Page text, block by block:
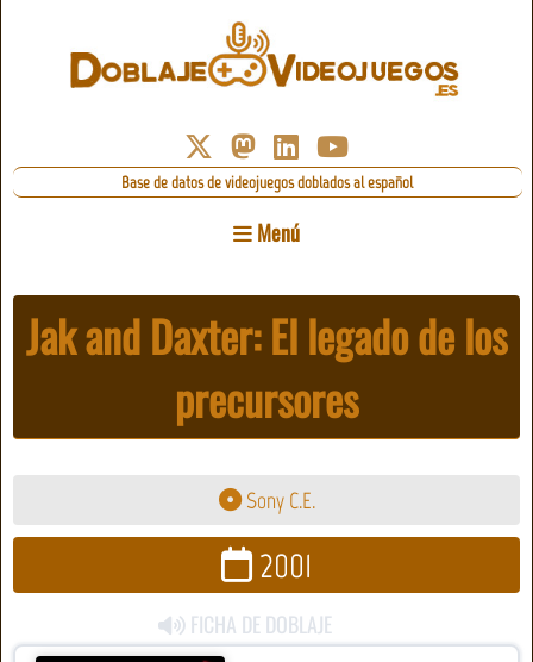
Base de datos de videojuegos doblados al español
Menú
Jak and Daxter: El legado de los
precursores
Sony C.E.
2001
FICHA DE DOBLAJE